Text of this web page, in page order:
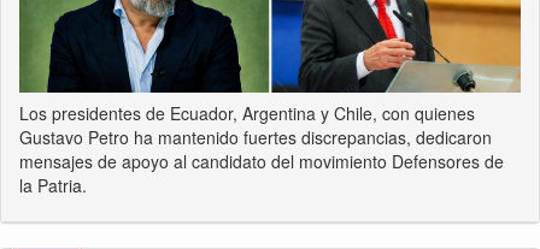
Los presidentes de Ecuador, Argentina y Chile, con quienes
Gustavo Petro ha mantenido fuertes discrepancias, dedicaron
mensajes de apoyo al candidato del movimiento Defensores de
la Patria.